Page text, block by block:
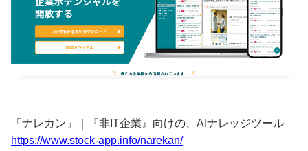
「ナレカン」｜『非IT企業』向けの、AIナレッジツール
https://www.stock-app.info/narekan/